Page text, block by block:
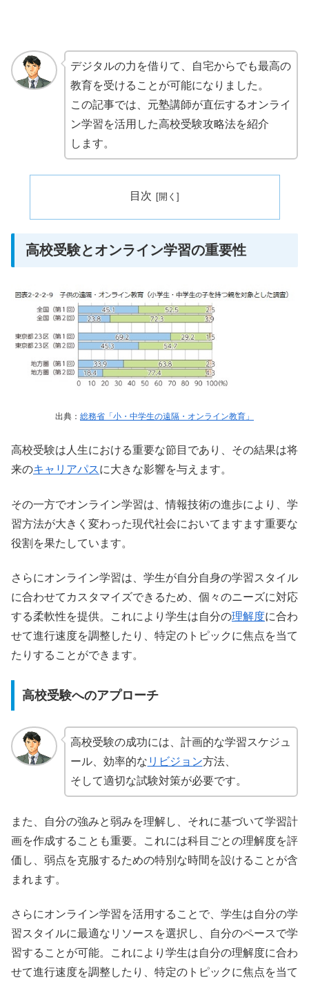
デジタルの力を借りて、自宅からでも最高の
教育を受けることが可能になりました。
この記事では、元塾講師が直伝するオンライ
ン学習を活用した高校受験攻略法を紹介
します。
目次
高校受験とオンライン学習の重要性
出典： 総務省「小・中学生の遠隔・オンライン教育」
高校受験は人生における重要な節目であり、その結果は将
来のキャリアパスに大きな影響を与えます。
その一方でオンライン学習は、情報技術の進歩により、学
習方法が大きく変わった現代社会においてますます重要な
役割を果たしています。
さらにオンライン学習は、学生が自分自身の学習スタイル
に合わせてカスタマイズできるため、個々のニーズに対応
する柔軟性を提供。これにより学生は自分の理解度に合わ
せて進行速度を調整したり、特定のトピックに焦点を当て
たりすることができます。
高校受験へのアプローチ
高校受験の成功には、計画的な学習スケジュ
ール、効率的な リビジョン方法、
そして適切な試験対策が必要です。
また、自分の強みと弱みを理解し、それに基づいて学習計
画を作成することも重要。これには科目ごとの理解度を評
価し、弱点を克服するための特別な時間を設けることが含
まれます。
さらにオンライン学習を活用することで、学生は自分の学
習スタイルに最適なリソースを選択し、自分のペースで学
習することが可能。これにより学生は自分の理解度に合わ
せて進行速度を調整したり、特定のトピックに焦点を当て